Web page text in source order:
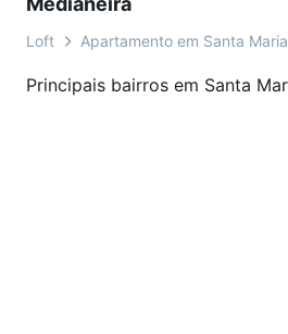
Loft Apartamento em Santa Maria